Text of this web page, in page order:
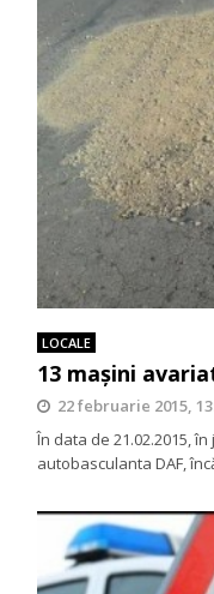
LOCALE
13 mașini
22 februarie 2015,
În data de 21.02.2015,
autobasculanta DAF,